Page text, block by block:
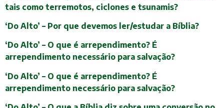
tais como terremotos, ciclones e tsunamis?
‘Do Alto’ – Por que devemos ler/estudar a Bíblia?
‘Do Alto’ – O que é arrependimento? É
arrependimento necessário para salvação?
‘Do Alto’ – O que é arrependimento? É
arrependimento necessário para salvação?